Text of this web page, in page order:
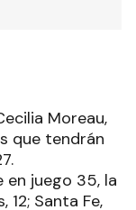
Moreau,
que tendrán
en juego 35, la
Santa Fe,